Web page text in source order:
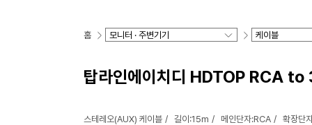
홈
탑라인에이치디 HDTOP RCA
스테레오(AUX) 케이블 길이:15m 메인단자:RCA 확장단